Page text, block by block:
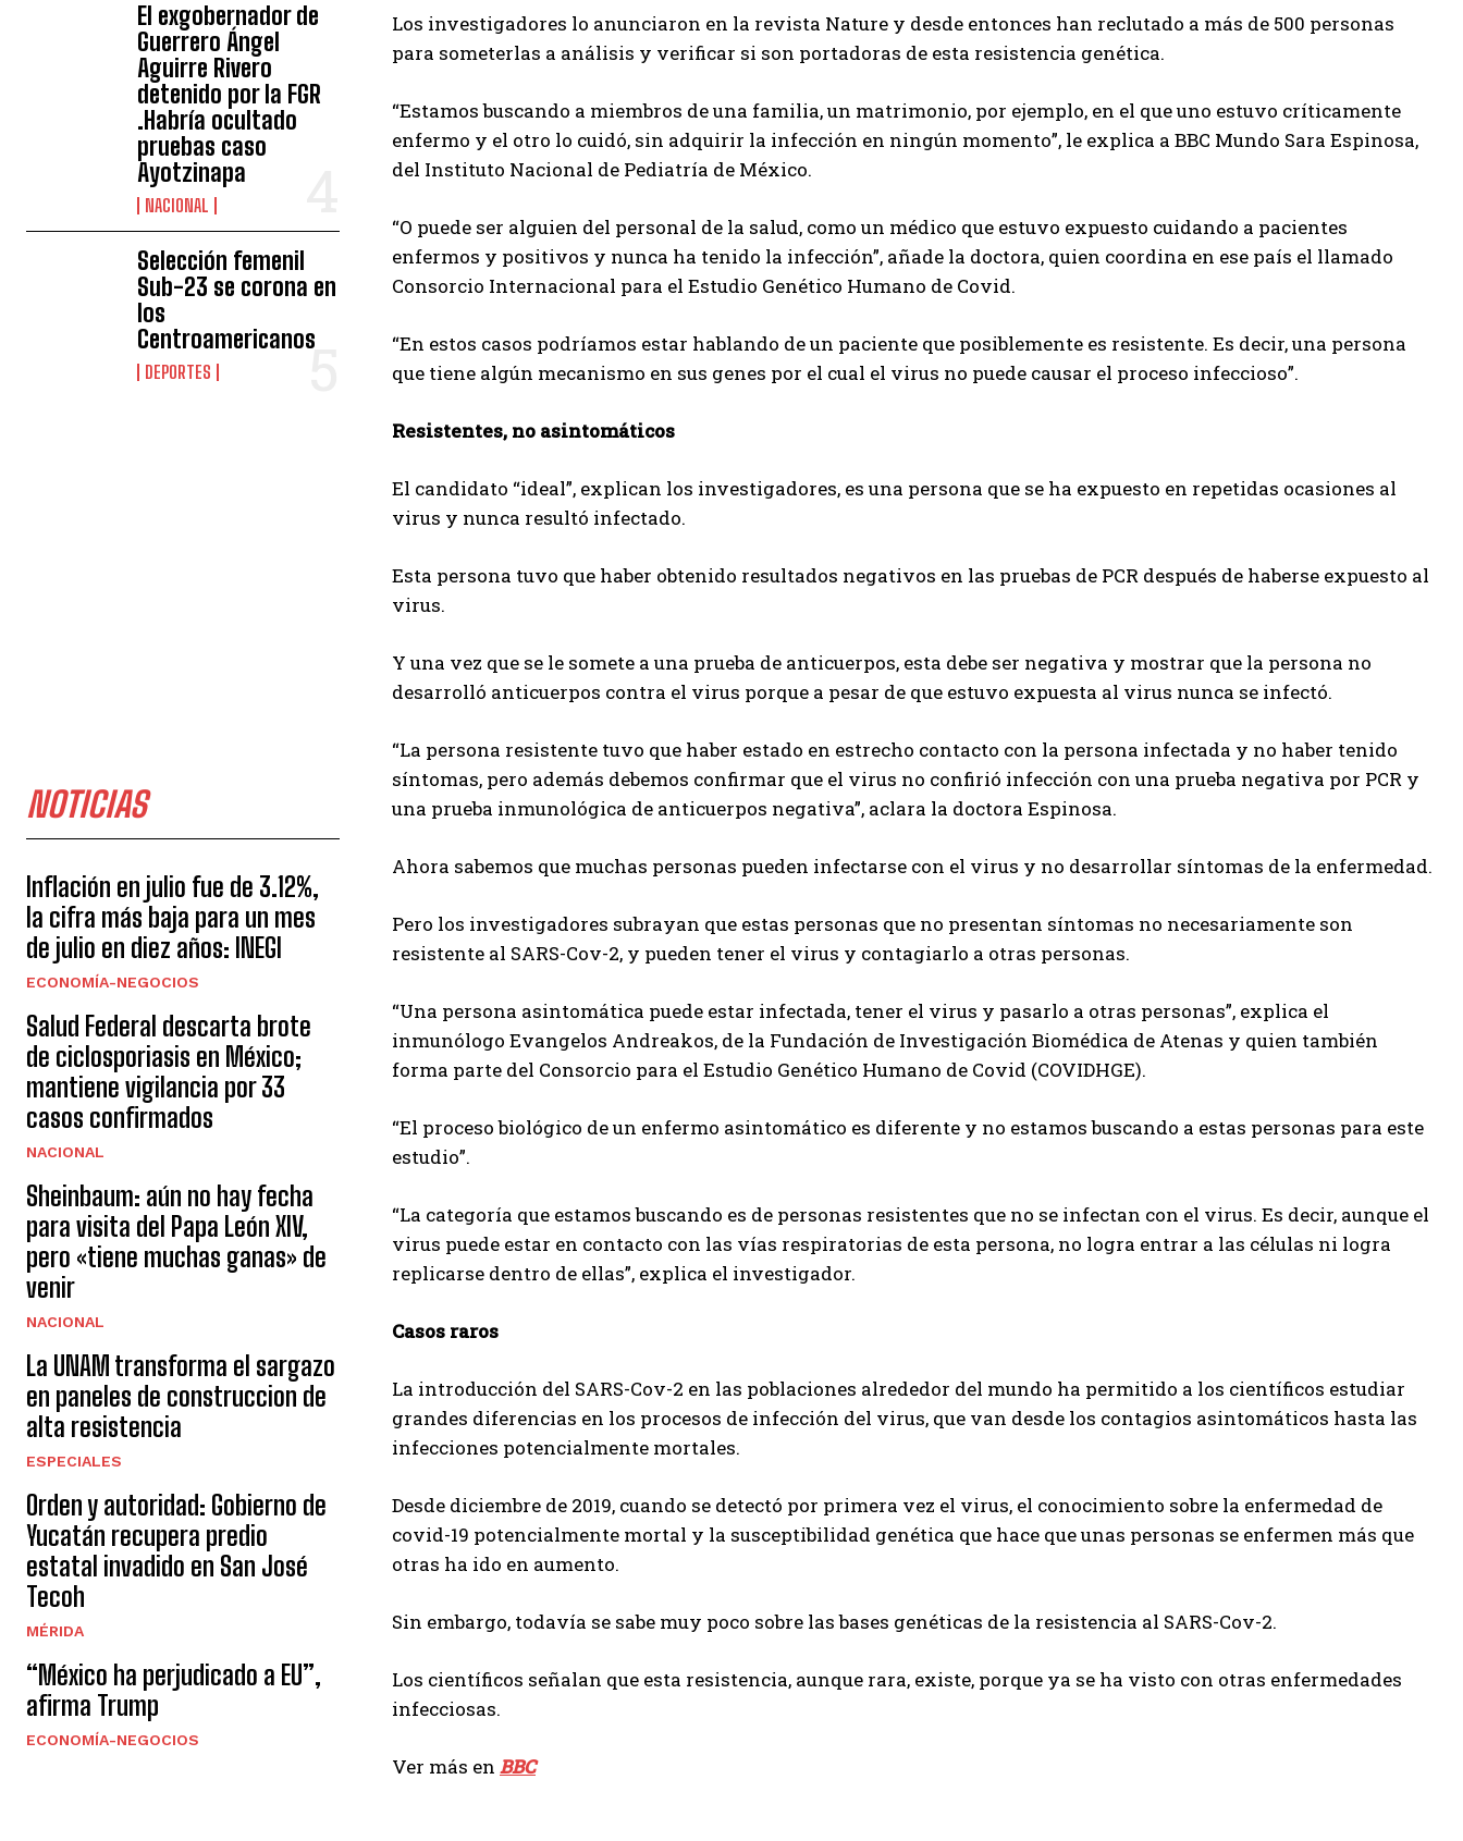
El exgobernador de
Guerrero Ángel
Aguirre Rivero
detenido por la FGR
.Habría ocultado
pruebas caso
Ayotzinapa
NACIONAL
Selección femenil
Sub-23 se corona en
los
Centroamericanos
DEPORTES
NOTICIAS
Inflación en julio fue de 3.12%,
la cifra más baja para un mes
de julio en diez años: INEGI
ECONOMÍA-NEGOCIOS
Salud Federal descarta brote
de ciclosporiasis en México;
mantiene vigilancia por 33
casos confirmados
NACIONAL
Sheinbaum: aún no hay fecha
para visita del Papa León XIV,
pero «tiene muchas ganas» de
venir
NACIONAL
La UNAM transforma el sargazo
en paneles de construccion de
alta resistencia
ESPECIALES
Orden y autoridad: Gobierno de
Yucatán recupera predio
estatal invadido en San José
Tecoh
MÉRIDA
“México ha perjudicado a EU”,
afirma Trump
ECONOMÍA-NEGOCIOS
Los investigadores lo anunciaron en la revista Nature y desde entonces han reclutado a más de 500 personas
para someterlas a análisis y verificar si son portadoras de esta resistencia genética.
“Estamos buscando a miembros de una familia, un matrimonio, por ejemplo, en el que uno estuvo críticamente
enfermo y el otro lo cuidó, sin adquirir la infección en ningún momento”, le explica a BBC Mundo Sara Espinosa,
del Instituto Nacional de Pediatría de México.
“O puede ser alguien del personal de la salud, como un médico que estuvo expuesto cuidando a pacientes
enfermos y positivos y nunca ha tenido la infección”, añade la doctora, quien coordina en ese país el llamado
Consorcio Internacional para el Estudio Genético Humano de Covid.
“En estos casos podríamos estar hablando de un paciente que posiblemente es resistente. Es decir, una persona
que tiene algún mecanismo en sus genes por el cual el virus no puede causar el proceso infeccioso”.
Resistentes, no asintomáticos
El candidato “ideal”, explican los investigadores, es una persona que se ha expuesto en repetidas ocasiones al
virus y nunca resultó infectado.
Esta persona tuvo que haber obtenido resultados negativos en las pruebas de PCR después de haberse expuesto al
virus.
Y una vez que se le somete a una prueba de anticuerpos, esta debe ser negativa y mostrar que la persona no
desarrolló anticuerpos contra el virus porque a pesar de que estuvo expuesta al virus nunca se infectó.
“La persona resistente tuvo que haber estado en estrecho contacto con la persona infectada y no haber tenido
síntomas, pero además debemos confirmar que el virus no confirió infección con una prueba negativa por PCR y
una prueba inmunológica de anticuerpos negativa”, aclara la doctora Espinosa.
Ahora sabemos que muchas personas pueden infectarse con el virus y no desarrollar síntomas de la enfermedad.
Pero los investigadores subrayan que estas personas que no presentan síntomas no necesariamente son
resistente al SARS-Cov-2, y pueden tener el virus y contagiarlo a otras personas.
“Una persona asintomática puede estar infectada, tener el virus y pasarlo a otras personas”, explica el
inmunólogo Evangelos Andreakos, de la Fundación de Investigación Biomédica de Atenas y quien también
forma parte del Consorcio para el Estudio Genético Humano de Covid (COVIDHGE).
“El proceso biológico de un enfermo asintomático es diferente y no estamos buscando a estas personas para este
estudio”.
“La categoría que estamos buscando es de personas resistentes que no se infectan con el virus. Es decir, aunque el
virus puede estar en contacto con las vías respiratorias de esta persona, no logra entrar a las células ni logra
replicarse dentro de ellas”, explica el investigador.
Casos raros
La introducción del SARS-Cov-2 en las poblaciones alrededor del mundo ha permitido a los científicos estudiar
grandes diferencias en los procesos de infección del virus, que van desde los contagios asintomáticos hasta las
infecciones potencialmente mortales.
Desde diciembre de 2019, cuando se detectó por primera vez el virus, el conocimiento sobre la enfermedad de
covid-19 potencialmente mortal y la susceptibilidad genética que hace que unas personas se enfermen más que
otras ha ido en aumento.
Sin embargo, todavía se sabe muy poco sobre las bases genéticas de la resistencia al SARS-Cov-2.
Los científicos señalan que esta resistencia, aunque rara, existe, porque ya se ha visto con otras enfermedades
infecciosas.
Ver más en BBC